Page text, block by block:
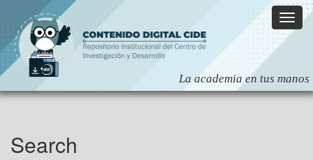
navigation
Search